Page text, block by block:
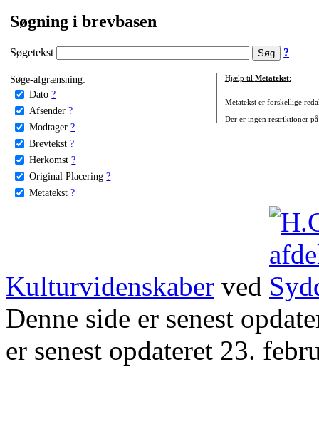
Søgning i brevbasen
Søgetekst ?
Søge-afgrænsning:
Dato ?
Afsender ?
Modtager ?
Brevtekst ?
Herkomst ?
Original Placering ?
Metatekst ?
Hjælp til Metatekst:
Metatekst er forskellige
Der er ingen restriktioner
Kulturvidenskaber ved
Denne side er senest
er senest opdateret 23.